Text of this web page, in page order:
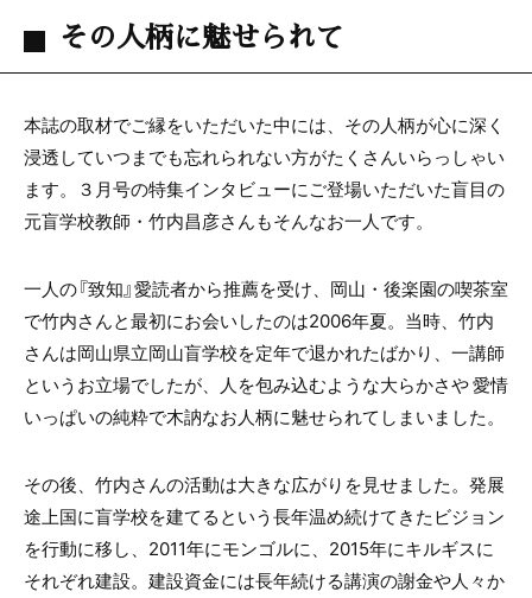
その人柄に魅せられて
本誌の取材でご縁をいただいた中には、その人柄が心に深く
浸透していつまでも忘れられない方がたくさんいらっしゃい
ます。３月号の特集インタビューにご登場いただいた盲目の
元盲学校教師・竹内昌彦さんもそんなお一人です。
一人の『致知』愛読者から推薦を受け、岡山・後楽園の喫茶室
で竹内さんと最初にお会いしたのは2006年夏。当時、竹内
さんは岡山県立岡山盲学校を定年で退かれたばかり、一講師
というお立場でしたが、人を包み込むような大らかさや 愛情
いっぱいの純粋で木訥なお人柄に魅せられてしまいました。
その後、竹内さんの活動は大きな広がりを見せました。発展
途上国に盲学校を建てるという長年温め続けてきたビジョン
を行動に移し、2011年にモンゴルに、2015年にキルギスに
それぞれ建設。建設資金には長年続ける講演の謝金や人々か